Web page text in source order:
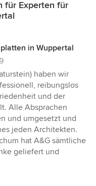
für Experten für
in Wuppertal
haben wir
reibungslos
und der
Alle Absprachen
und umgesetzt und
jeden Architekten.
hat A&G sämtliche
geliefert und